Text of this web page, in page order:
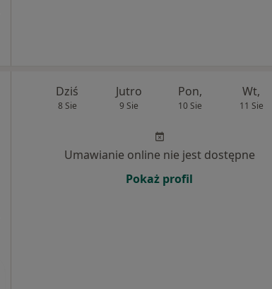
Dziś
8 Sie
Jutro
9 Sie
Pon,
10 Sie
Wt,
11 Sie
Umawianie online nie jest dostępne
Pokaż profil